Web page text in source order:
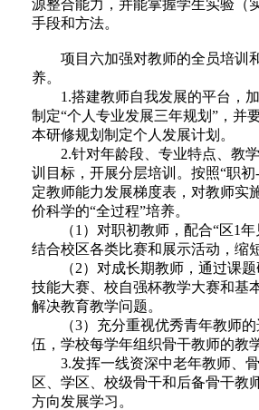
源整合能力，并能掌握学生实验（
手段和方法。
项目六加强对教师的全员培训
养。
1.搭建教师自我发展的平台，
制定“个人专业发展三年规划”，并
本研修规划制定个人发展计划。
2.针对年龄段、专业特点、教
训目标，开展分层培训。按照“职
定教师能力发展梯度表，对教师实
价科学的“全过程”培养。
（1）对职初教师，配合“区1
结合校区各类比赛和展示活动，缩
（2）对成长期教师，通过课
技能大赛、校自强杯教学大赛和基
解决教育教学问题。
（3）充分重视优秀青年教师
伍，学校每学年组织骨干教师的教
3.发挥一线资深中老年教师、
区、学区、校级骨干和后备骨干教
方向发展学习。